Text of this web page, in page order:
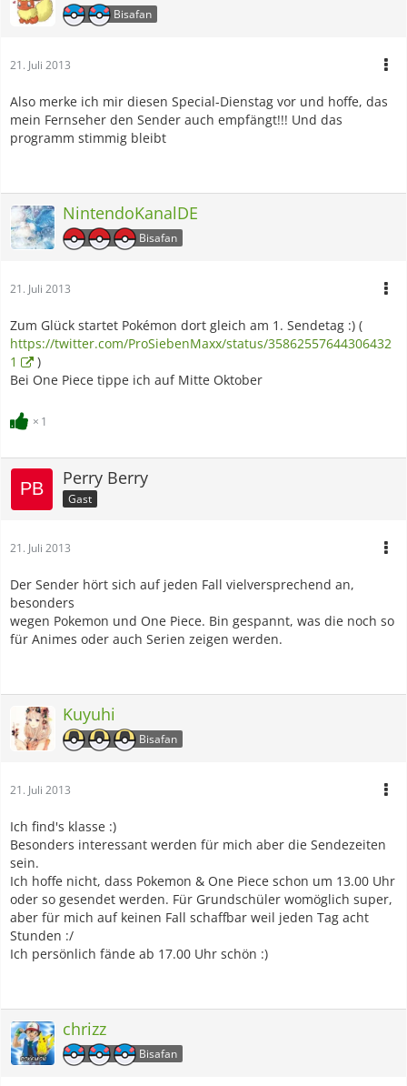
Bisafan
21. Juli 2013
Also merke ich mir diesen Special-Dienstag vor und hoffe, das
mein Fernseher den Sender auch empfängt!!! Und das
programm stimmig bleibt
NintendoKanalDE
Bisafan
21. Juli 2013
Zum Glück startet Pokémon dort gleich am 1. Sendetag :) (
https://twitter.com/ProSiebenMaxx/status/35862557644306432
1
)
Bei One Piece tippe ich auf Mitte Oktober
1
Perry Berry
Gast
21. Juli 2013
Der Sender hört sich auf jeden Fall vielversprechend an,
besonders
wegen Pokemon und One Piece. Bin gespannt, was die noch so
für Animes oder auch Serien zeigen werden.
Kuyuhi
Bisafan
21. Juli 2013
Ich find's klasse :)
Besonders interessant werden für mich aber die Sendezeiten
sein.
Ich hoffe nicht, dass Pokemon & One Piece schon um 13.00 Uhr
oder so gesendet werden. Für Grundschüler womöglich super,
aber für mich auf keinen Fall schaffbar weil jeden Tag acht
Stunden :/
Ich persönlich fände ab 17.00 Uhr schön :)
chrizz
Bisafan